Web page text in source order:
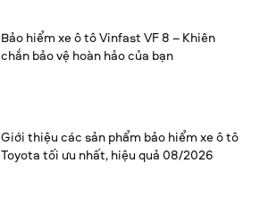
Bảo hiểm xe ô tô Vinfast VF 8 – Khiên
chắn bảo vệ hoàn hảo của bạn
Giới thiệu các sản phẩm bảo hiểm xe ô tô
Toyota tối ưu nhất, hiệu quả 08/2026